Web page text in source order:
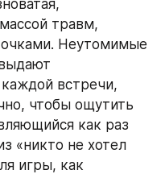
травм,
Неутомимые
встречи,
чтобы ощутить
как раз
«никто не хотел
игры, как